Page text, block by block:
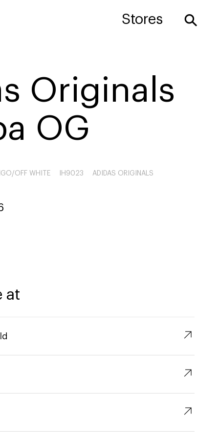
Stores ⚲
Originals
OG
OFF WHITE IH9023 ADIDAS ORIGINALS
at
↗︎
↗︎
↗︎